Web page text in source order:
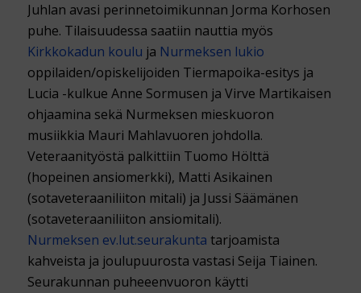
Juhlan avasi perinnetoimikunnan Jorma Korhosen
puhe. Tilaisuudessa saatiin nauttia myös
Kirkkokadun koulu ja Nurmeksen lukio
oppilaiden/opiskelijoiden Tiermapoika-esitys ja
Lucia -kulkue Anne Sormusen ja Virve Martikaisen
ohjaamina sekä Nurmeksen mieskuoron
musiikkia Mauri Mahlavuoren johdolla.
Veteraanityöstä palkittiin Tuomo Hölttä
(hopeinen ansiomerkki), Matti Asikainen
(sotaveteraaniliiton mitali) ja Jussi Säämänen
(sotaveteraaniliiton ansiomitali).
Nurmeksen ev.lut.seurakunta tarjoamista
kahveista ja joulupuurosta vastasi Seija Tiainen.
Seurakunnan puheeenvuoron käytti